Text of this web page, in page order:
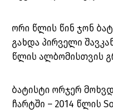
ორი წლის წინ ჯონ
გახდა პირველი
წლის ალბომისთვის
ბატისტი ორჯერ
ჩარტში – 2014 წლის